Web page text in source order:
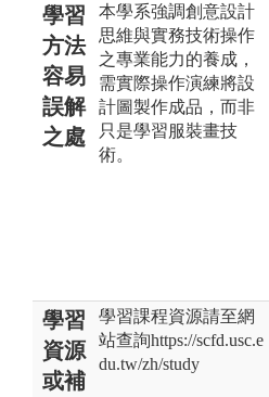
學習
方法
容易
誤解
之處
本學系強調創意設計
思維與實務技術操作
之專業能力的養成，
需實際操作演練將設
計圖製作成品，而非
只是學習服裝畫技
術。
學習
資源
或補
學習課程資源請至網
站查詢https://scfd.usc.e
du.tw/zh/study